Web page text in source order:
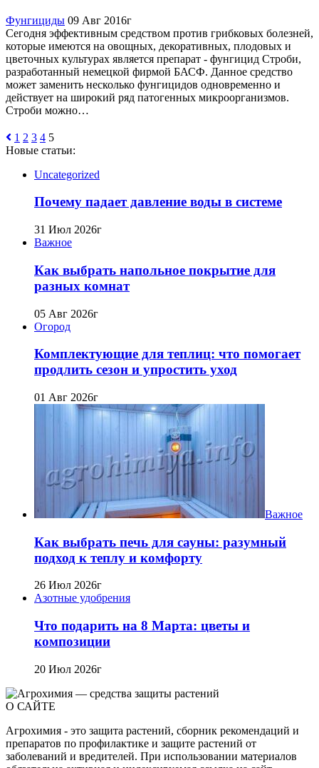
Фунгициды 09 Авг 2016г
Сегодня эффективным средством против грибковых болезней,
которые имеются на овощных, декоративных, плодовых и
цветочных культурах является препарат - фунгицид Строби,
разработанный немецкой фирмой БАСФ. Данное средство
может заменить несколько фунгицидов одновременно и
действует на широкий ряд патогенных микроорганизмов.
Строби можно…
1 2 3 4 5
Новые статьи:
Uncategorized
Почему падает давление воды в системе
31 Июл 2026г
Важное
Как выбрать напольное покрытие для
разных комнат
05 Авг 2026г
Огород
Комплектующие для теплиц: что помогает
продлить сезон и упростить уход
01 Авг 2026г
Важное
Как выбрать печь для сауны: разумный
подход к теплу и комфорту
26 Июл 2026г
Азотные удобрения
Что подарить на 8 Марта: цветы и
композиции
20 Июл 2026г
О САЙТЕ
Агрохимия - это защита растений, сборник рекомендаций и
препаратов по профилактике и защите растений от
заболеваний и вредителей. При использовании материалов